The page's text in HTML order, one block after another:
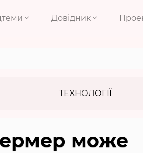
Довідник
ТЕХНОЛОГІЇ
може